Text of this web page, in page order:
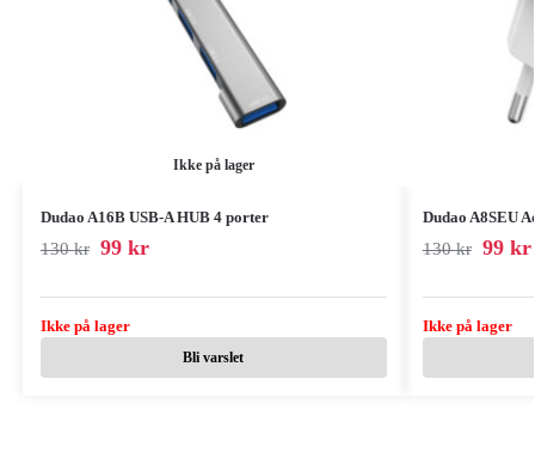
Ikke på lager
Dudao A16B USB-A HUB 4 porter
130kr 99 kr
Ikke på lager
Bli varslet
Dudao A8SEU
130kr 99 kr
Ikke på lager